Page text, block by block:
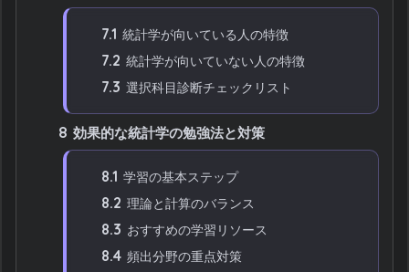
7.1 統計学が向いている人の特徴
7.2 統計学が向いていない人の特徴
7.3 選択科目診断チェックリスト
8 効果的な統計学の勉強法と対策
8.1 学習の基本ステップ
8.2 理論と計算のバランス
8.3 おすすめの学習リソース
8.4 頻出分野の重点対策